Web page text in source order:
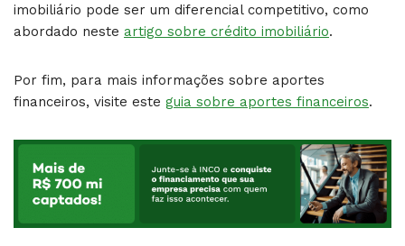
imobiliário pode ser um diferencial competitivo, como
abordado neste artigo sobre crédito imobiliário.
Por fim, para mais informações sobre aportes
financeiros, visite este guia sobre aportes financeiros.